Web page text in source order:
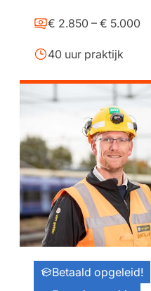
€ 2.850 – € 5.000
40 uur praktijk
Betaald opgeleid!